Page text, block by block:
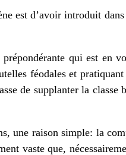
est d’avoir introduit
qui est en
féodales et
de supplanter la
une raison simple: la
vaste que,